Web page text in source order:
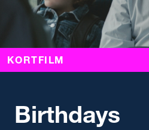
KORTFILM
Birthdays